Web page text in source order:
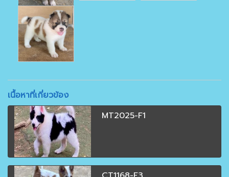
เนื้อหาที่เกี่ยวข้อง
MT2025-F1